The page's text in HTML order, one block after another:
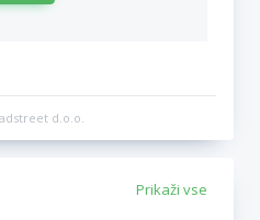
d.o.o.
Prikaži vse